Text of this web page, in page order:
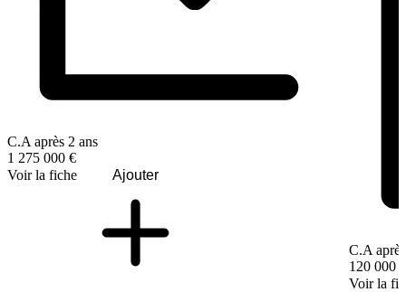
C.A après 2 ans
1 275 000 €
Voir la fiche
Ajouter
C.A
120 000 €
Voir la